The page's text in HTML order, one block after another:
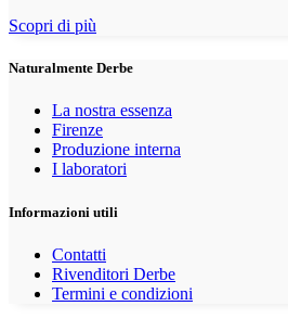
Scopri di più
Naturalmente Derbe
La nostra essenza
Firenze
Produzione interna
I laboratori
Informazioni utili
Contatti
Rivenditori Derbe
Termini e condizioni